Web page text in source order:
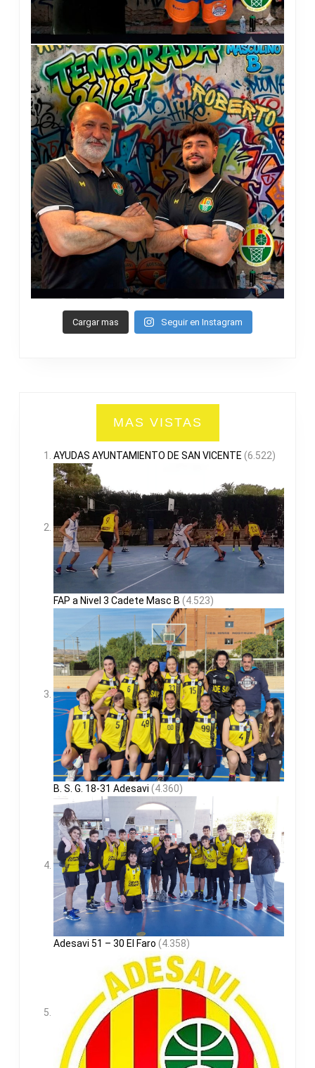
Cargar mas Seguir en Instagram
MAS VISTAS
AYUDAS AYUNTAMIENTO DE SAN VICENTE (6.522)
FAP a Nivel 3 Cadete Masc B (4.523)
B. S. G. 18-31 Adesavi (4.360)
Adesavi 51 – 30 El Faro (4.358)